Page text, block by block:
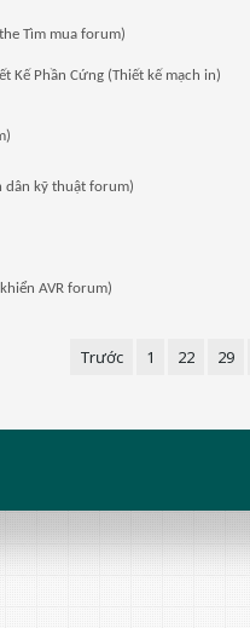
Tìm mua forum)
Kế Phần Cứng (Thiết kế mạch in)
dân kỹ thuật forum)
AVR forum)
Trước 1 22 29